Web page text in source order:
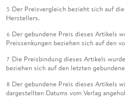
5 Der Preisvergleich bezieht sich auf
Herstellers.
6 Der gebundene Preis dieses Artikels
Preissenkungen beziehen sich auf den
7 Die Preisbindung dieses Artikels
beziehen sich auf den letzten
8 Der gebundene Preis dieses Artikels
dargestellten Datums vom Verlag